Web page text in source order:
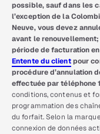
possible, sauf dans les
l’exception de la
Neuve, vous devez
avant le
période de facturation
Entente du clientpour
procédure d’annulation
effectuée par téléphone
conditions, contenus et
programmation des
du forfait. Selon la
connexion de données